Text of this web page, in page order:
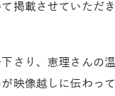
掲載させていただき
さり、恵理さんの
映像越しに伝わって